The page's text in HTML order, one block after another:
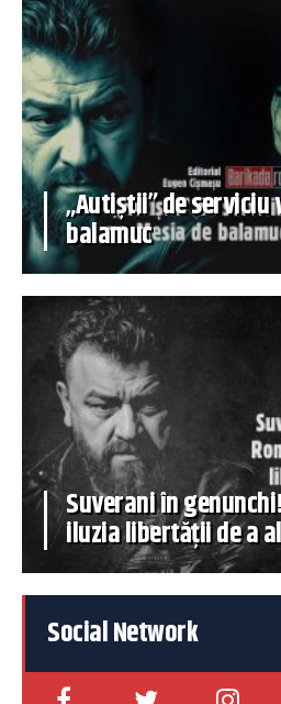
„Autiștii” de serviciu
balamuc
Suverani în
iluzia libertății de a
Social Network